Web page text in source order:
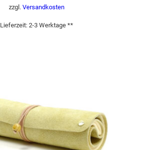
zzgl. Versandkosten
Lieferzeit: 2-3 Werktage **